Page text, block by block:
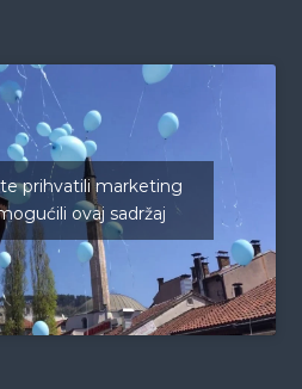
prihvatili marketing
ovaj sadržaj